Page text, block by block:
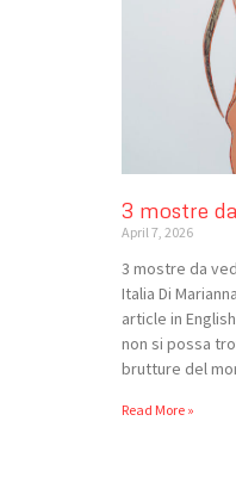
3 mostre
April 7, 2026
3 mostre da
Italia Di
article in
non si possa
brutture del
Read More »